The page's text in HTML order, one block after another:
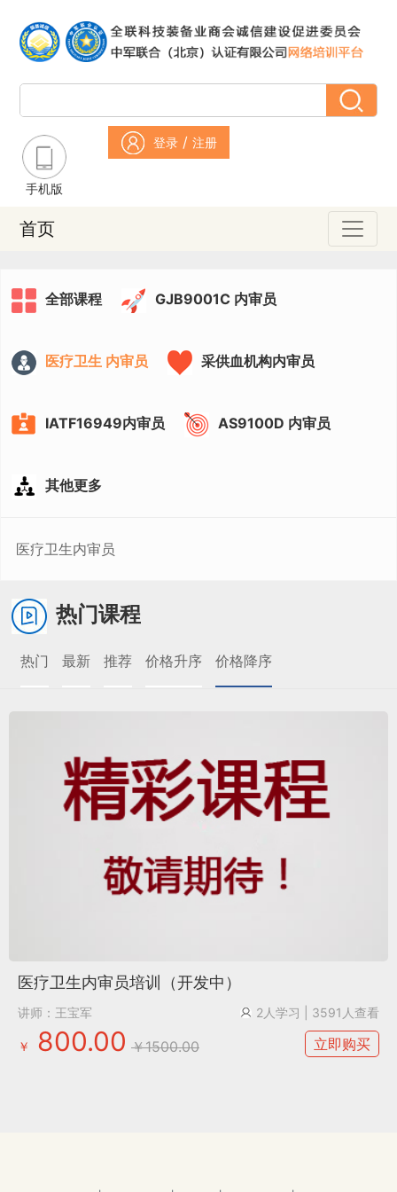
手机版
登录 / 注册
首页
全部课程 GJB9001C 内审员
医疗卫生 内审员 采供血机构内审员
IATF16949内审员 AS9100D 内审员
其他更多
医疗卫生内审员
热门课程
热门 最新 推荐 价格升序 价格降序
医疗卫生内审员培训（开发中）
讲师：王宝军 2人学习 | 3591人查看
￥ 800.00 ￥1500.00 立即购买